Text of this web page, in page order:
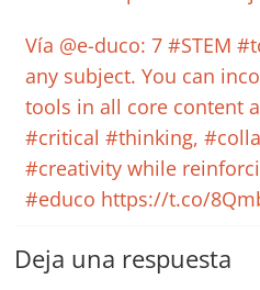
Vía @e-duco: 7 #STEM
any subject. You can
tools in all core content
#critical #thinking,
#creativity while
#educo https://t.co/
Deja una respuesta